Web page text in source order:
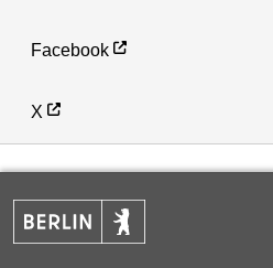
Facebook
X